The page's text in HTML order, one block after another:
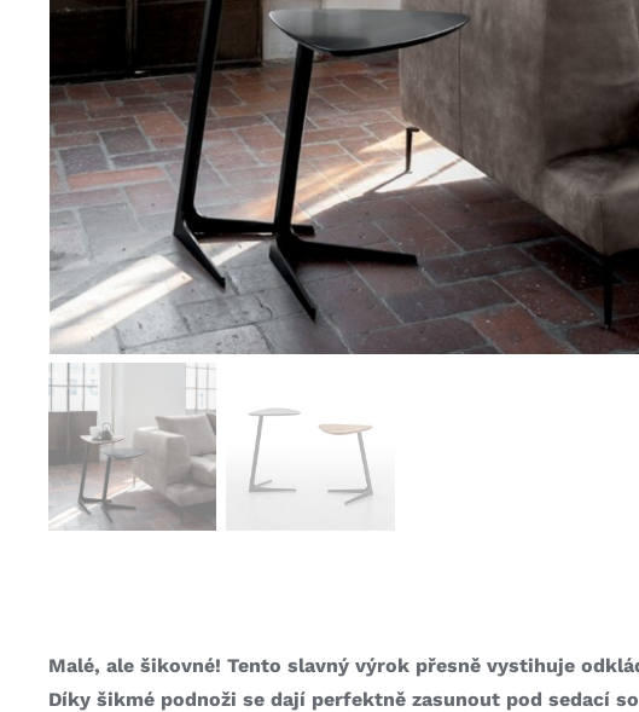
Malé, ale šikovné! Tento slavný výrok přesně vystihuje
Díky šikmé podnoži se dají perfektně zasunout pod sedací